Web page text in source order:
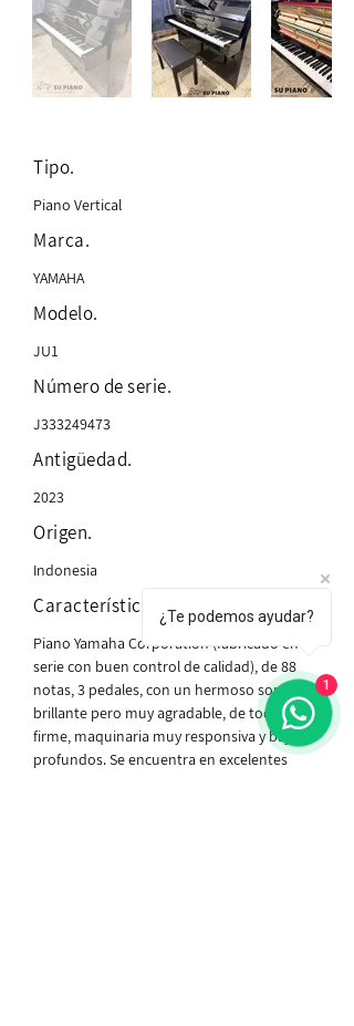
Tipo.
Piano Vertical
Marca.
YAMAHA
Modelo.
JU1
Número de serie.
J333249473
Antigüedad.
2023
Origen.
Indonesia
Características.
Piano Yamaha Corporation (fabricado en
serie con buen control de calidad), de 88
notas, 3 pedales, con un hermoso sonido
brillante pero muy agradable, de toque
firme, maquinaria muy responsiva y bajos
profundos. Se encuentra en excelentes
¿Te podemos ayudar?
1